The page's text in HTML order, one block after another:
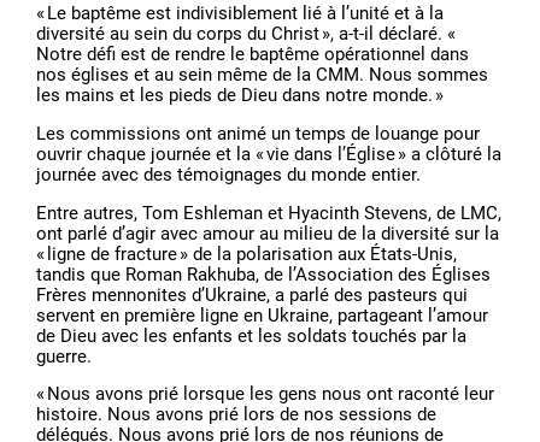
« Le baptême est indivisiblement lié à l’unité et à la
diversité au sein du corps du Christ », a-t-il déclaré. «
Notre défi est de rendre le baptême opérationnel dans
nos églises et au sein même de la CMM. Nous sommes
les mains et les pieds de Dieu dans notre monde. »
Les commissions ont animé un temps de louange pour
ouvrir chaque journée et la « vie dans l’Église » a clôturé la
journée avec des témoignages du monde entier.
Entre autres, Tom Eshleman et Hyacinth Stevens, de LMC,
ont parlé d’agir avec amour au milieu de la diversité sur la
« ligne de fracture » de la polarisation aux États-Unis,
tandis que Roman Rakhuba, de l’Association des Églises
Frères mennonites d’Ukraine, a parlé des pasteurs qui
servent en première ligne en Ukraine, partageant l’amour
de Dieu avec les enfants et les soldats touchés par la
guerre.
« Nous avons prié lorsque les gens nous ont raconté leur
histoire. Nous avons prié lors de nos sessions de
délégués. Nous avons prié lors de nos réunions de